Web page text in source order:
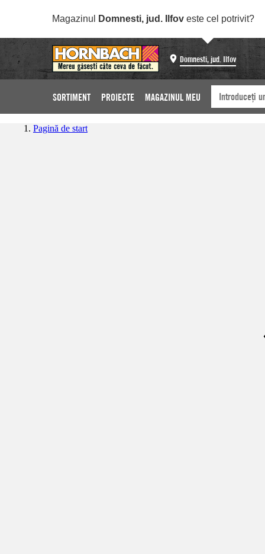
Magazinul Domnesti, jud. Ilfov este cel potrivit?
Domnesti, jud. Ilfov
SORTIMENT PROIECTE MAGAZINUL MEU
Pagină de start